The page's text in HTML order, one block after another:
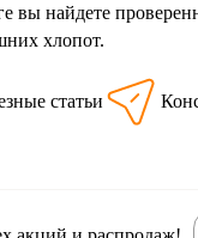
вы найдете
хлопот.
статьи